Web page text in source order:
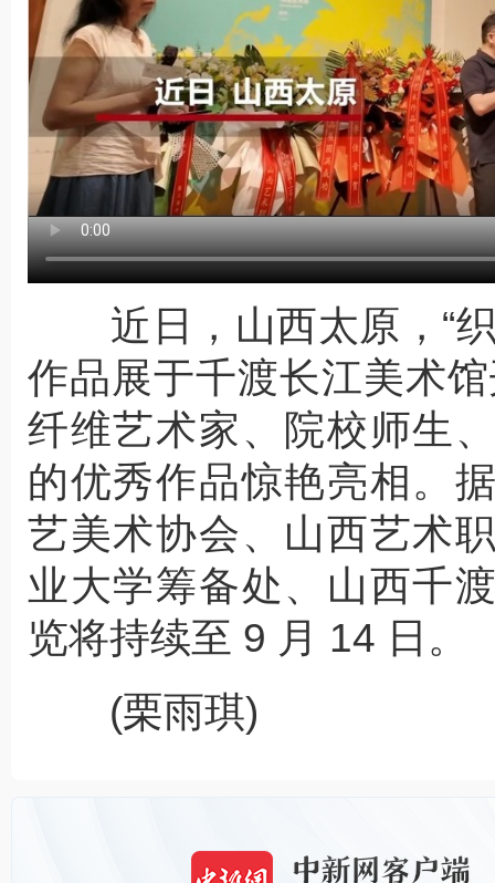
近日，山西太原，“织
作品展于千渡长江美术
纤维艺术家、院校师生
的优秀作品惊艳亮相。
艺美术协会、山西艺术
业大学筹备处、山西千
览将持续至 9 月 14 日。
(栗雨琪)